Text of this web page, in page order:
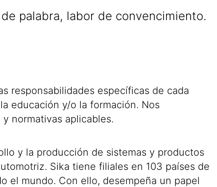
palabra, labor de convencimiento.
responsabilidades específicas de cada
educación y/o la formación. Nos
normativas aplicables.
y la producción de sistemas y productos
Sika tiene filiales en 103 países de
el mundo. Con ello, desempeña un papel